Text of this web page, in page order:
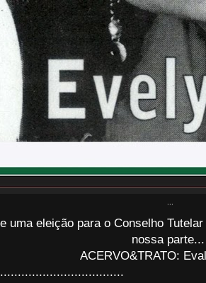
uma eleição para o Conselho
nossa parte...
ACERVO&TRATO: